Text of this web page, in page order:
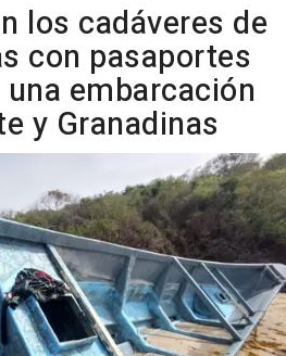
los cadáveres de
con pasaportes
embarcación
y Granadinas